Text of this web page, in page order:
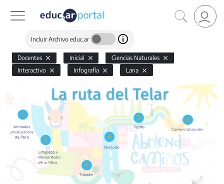
Incluir Archivo educ.ar
Docentes Inicial
Ciencias Naturales
Interactivo
Infografía Lana